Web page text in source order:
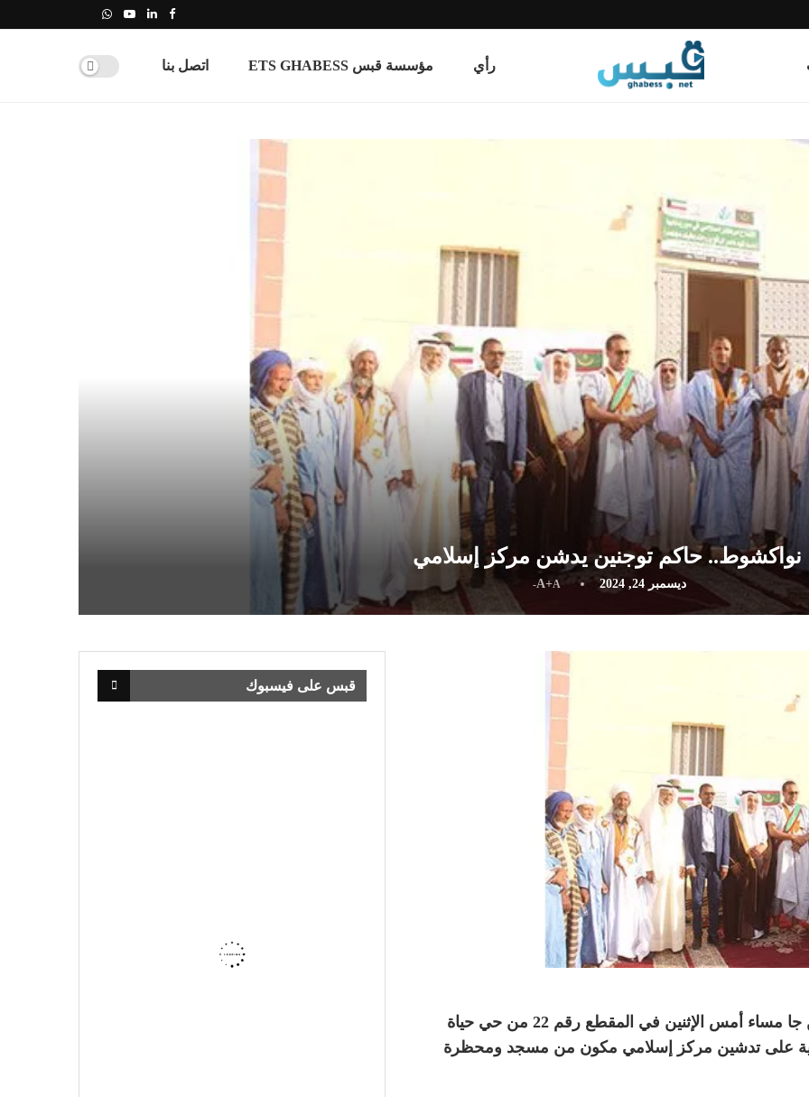
رأي مؤسسة قبس ETS GHABESS اتصل بنا
نواكشوط.. حاكم توجنين يدشن مركز إسلامي
ديسمبر 24, 2024 A+A-
دشن حاكم مقاطعة توجنين السيد آدما اوردو حسن جا مساء أمس الإثنين في المقطع رقم 22 من حي حياة
على تدشين مركز إسلامي مكون من مسجد ومحظرة
قبس على فيسبوك